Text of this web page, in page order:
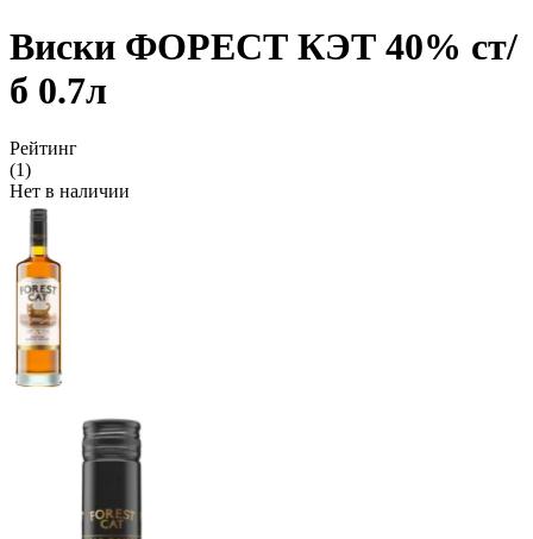
Виски ФОРЕСТ КЭТ 40% ст/
б 0.7л
Рейтинг
(1)
Нет в наличии